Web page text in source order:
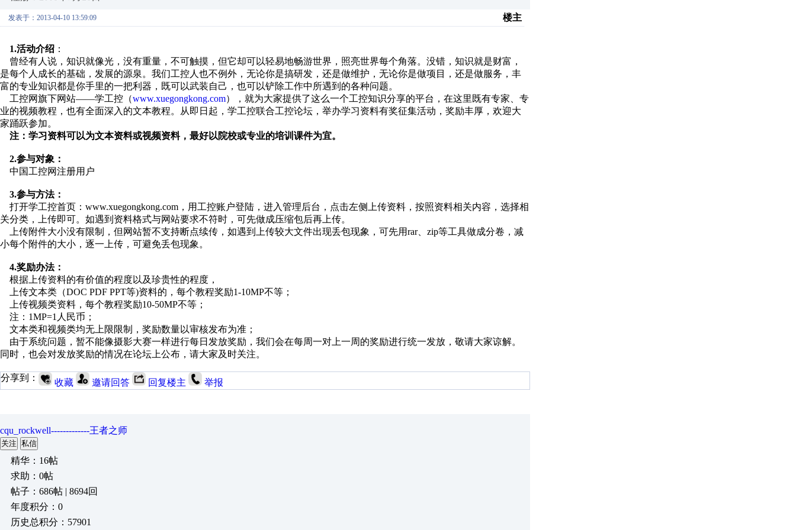
发表于：2013-04-10 13:59:09 楼主
1.活动介绍 ：
曾经有人说，知识就像光，没有重量，不可触摸，但它却可以轻易地畅游世界，照亮世界每个角落。没错，知识就是财富，
是每个人成长的基础，发展的源泉。我们工控人也不例外，无论你是搞研发，还是做维护，无论你是做项目，还是做服务，丰
富的专业知识都是你手里的一把利器，既可以武装自己，也可以铲除工作中所遇到的各种问题。
工控网旗下网站——学工控（www.xuegongkong.com），就为大家提供了这么一个工控知识分享的平台，在这里既有专家、专
业的视频教程，也有全面深入的文本教程。从即日起，学工控联合工控论坛，举办学习资料有奖征集活动，奖励丰厚，欢迎大
家踊跃参加。
注：学习资料可以为文本资料或视频资料，最好以院校或专业的培训课件为宜。
2.参与对象：
中国工控网注册用户
3.参与方法：
打开学工控首页：www.xuegongkong.com，用工控账户登陆，进入管理后台，点击左侧上传资料，按照资料相关内容，选择相
关分类，上传即可。如遇到资料格式与网站要求不符时，可先做成压缩包后再上传。
上传附件大小没有限制，但网站暂不支持断点续传，如遇到上传较大文件出现丢包现象，可先用rar、zip等工具做成分卷，减
小每个附件的大小，逐一上传，可避免丢包现象。
4.奖励办法：
根据上传资料的有价值的程度以及珍贵性的程度，
上传文本类（DOC PDF PPT等)资料的，每个教程奖励1-10MP不等；
上传视频类资料，每个教程奖励10-50MP不等；
注：1MP=1人民币；
文本类和视频类均无上限限制，奖励数量以审核发布为准；
由于系统问题，暂不能像摄影大赛一样进行每日发放奖励，我们会在每周一对上一周的奖励进行统一发放，敬请大家谅解。
同时，也会对发放奖励的情况在论坛上公布，请大家及时关注。
分享到： 收藏 邀请回答 回复楼主 举报
cqu_rockwell-------------王者之师
关注 私信
精华：16帖
求助：0帖
帖子：686帖 | 8694回
年度积分：0
历史总积分：57901